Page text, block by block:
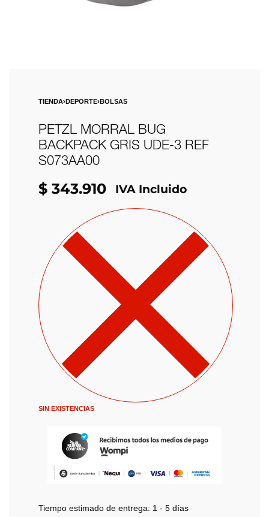
TIENDA›DEPORTE›BOLSAS
PETZL MORRAL BUG
BACKPACK GRIS UDE-3 REF
S073AA00
$ 343.910 IVA Incluido
SIN EXISTENCIAS
Tiempo estimado de entrega: 1 - 5 días